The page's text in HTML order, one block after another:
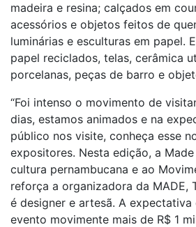
madeira e resina; calçados em
acessórios e objetos feitos de
luminárias e esculturas em papel.
papel reciclados, telas, cerâmica
porcelanas, peças de barro e
“Foi intenso o movimento de
dias, estamos animados e na
público nos visite, conheça esse
expositores. Nesta edição, a
cultura pernambucana e ao
reforça a organizadora da MADE,
é designer e artesã. A expectativa
evento movimente mais de R$ 1